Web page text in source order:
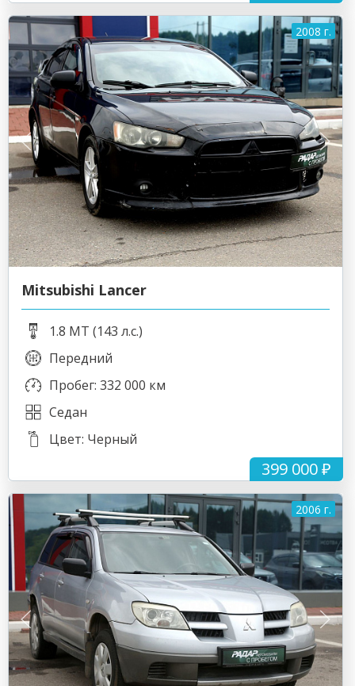
2008 г.
399 000 ₽
Mitsubishi Lancer
1.8 MT (143 л.с.)
Передний
Пробег: 332 000 км
Седан
Цвет: Черный
2006 г.